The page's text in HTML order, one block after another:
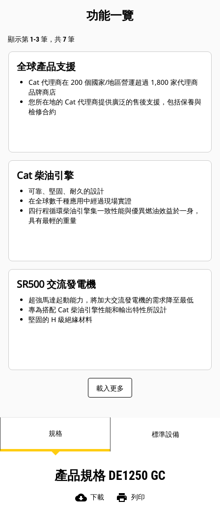
功能一覽
顯示第 1-3 筆，共 7 筆
全球產品支援
Cat 代理商在 200 個國家/地區營運超過 1,800 家代理商
品牌商店
您所在地的 Cat 代理商提供廣泛的售後支援，包括保養與
檢修合約
Cat 柴油引擎
可靠、堅固、耐久的設計
在全球數千種應用中經過現場實證
四行程循環柴油引擎集一致性能與優異燃油效益於一身，
具有最輕的重量
SR500 交流發電機
超強馬達起動能力，將加大交流發電機的需求降至最低
專為搭配 Cat 柴油引擎性能和輸出特性所設計
堅固的 H 級絕緣材料
載入更多
規格 標準設備
產品規格 DE1250 GC
cloud_download 下載 print 列印